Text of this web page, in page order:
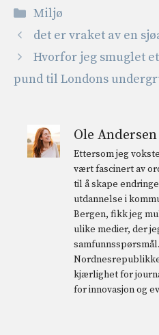
Kategorier
Miljø
det er vraket av en
Hvorfor jeg smuglet
pund til Londons
Ole Andersen
Ettersom jeg
vært fascinert av
til å skape
utdannelse i
Bergen, fikk jeg
ulike medier, der
kjærlighet for
for innovasjon og